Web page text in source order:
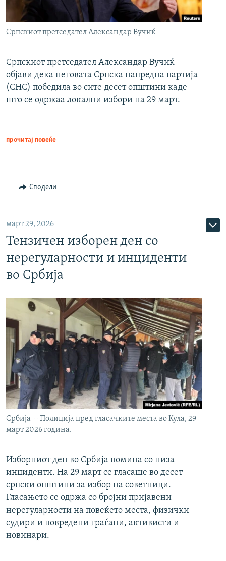
Српскиот претседател Александар Вучиќ
Српскиот претседател Александар Вучиќ
објави дека неговата Српска напредна партија
(СНС) победила во сите десет општини каде
што се одржаа локални избори на 29 март.
прочитај повеќе
Сподели
март 29, 2026
Тензичен изборен ден со
нерегуларности и инциденти
во Србија
Србија -- Полиција пред гласачките места во Кула, 29
март 2026 година.
Изборниот ден во Србија помина со низа
инциденти. На 29 март се гласаше во десет
српски општини за избор на советници.
Гласањето се одржа со бројни пријавени
нерегуларности на повеќето места, физички
судири и повредени граѓани, активисти и
новинари.